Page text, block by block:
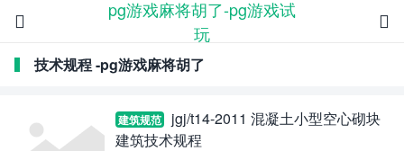
pg游戏麻将胡了-pg游戏试
玩


技术规程 -pg游戏麻将胡了
建筑规范
jgj/t14-2011 混凝土小型空心砌块
建筑技术规程